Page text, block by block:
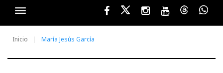
FacebookTwitterInstagram
YoutubeThreads
Inicio María Jesús García